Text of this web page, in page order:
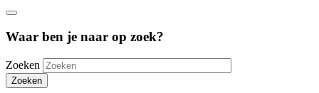
Waar ben je naar op zoek?
Zoeken
Zoeken